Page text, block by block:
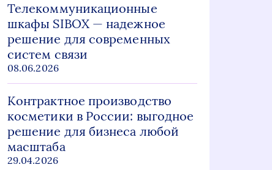
Телекоммуникационные
шкафы SIBOX — надежное
решение для современных
систем связи
08.06.2026
Контрактное производство
косметики в России: выгодное
решение для бизнеса любой
масштаба
29.04.2026